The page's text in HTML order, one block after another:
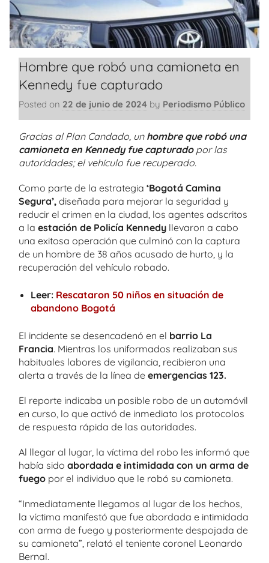
Hombre que robó una camioneta en
Kennedy fue capturado
Posted on 22 de junio de 2024 by Periodismo Público
Gracias al Plan Candado, un hombre que robó una
camioneta en Kennedy fue capturadopor las
autoridades; el vehículo fue recuperado.
Como parte de la estrategia ‘Bogotá Camina
Segura’, diseñada para mejorar la seguridad y
reducir el crimen en la ciudad, los agentes adscritos
a la estación de Policía Kennedy llevaron a cabo
una exitosa operación que culminó con la captura
de un hombre de 38 años acusado de hurto, y la
recuperación del vehículo robado.
Leer: Rescataron 50 niños en situación de
abandono Bogotá
El incidente se desencadenó en el barrio La
Francia. Mientras los uniformados realizaban sus
habituales labores de vigilancia, recibieron una
alerta a través de la línea de emergencias 123.
El reporte indicaba un posible robo de un automóvil
en curso, lo que activó de inmediato los protocolos
de respuesta rápida de las autoridades.
Al llegar al lugar, la víctima del robo les informó que
había sido abordada e intimidada con un arma de
fuego por el individuo que le robó su camioneta.
“Inmediatamente llegamos al lugar de los hechos,
la víctima manifestó que fue abordada e intimidada
con arma de fuego y posteriormente despojada de
su camioneta”, relató el teniente coronel Leonardo
Bernal.